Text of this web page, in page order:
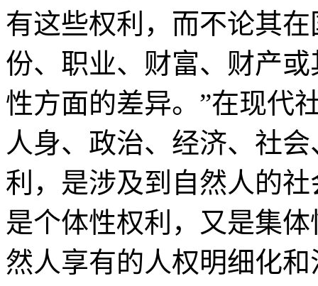
有这些权利，而不论其
份、职业、财富、财产
性方面的差异。”在现代
人身、政治、经济、社
利，是涉及到自然人的
是个体性权利，又是集
然人享有的人权明细化